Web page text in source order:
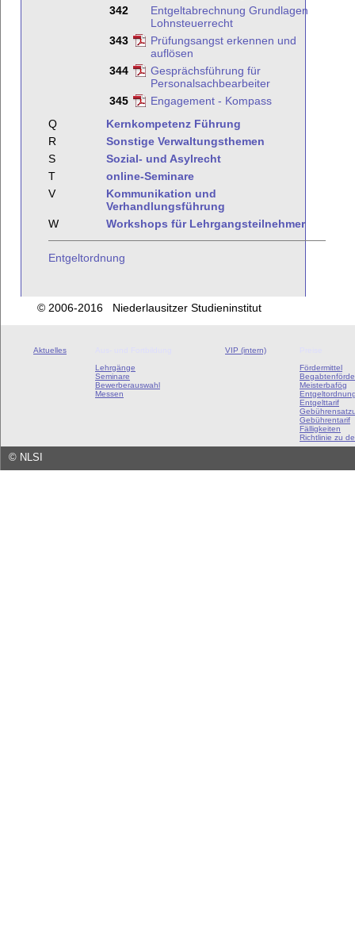
342
Entgeltabrechnung Grundlagen
Lohnsteuerrecht
343
Prüfungsangst erkennen und
auflösen
344
Gesprächsführung für
Personalsachbearbeiter
345
Engagement - Kompass
Q
Kernkompetenz Führung
R
Sonstige Verwaltungsthemen
S
Sozial- und Asylrecht
T
online-Seminare
V
Kommunikation und
Verhandlungsführung
W
Workshops für Lehrgangsteilnehmer
Entgeltordnung
© 2006-2016 Niederlausitzer Studieninstitut
Aktuelles
Lehrgänge
Seminare
Bewerberauswahl
Messen
VIP (intern)
Fördermittel
Meisterbafög
Entgelttarif
Gebührentarif
Fälligkeiten
Richtlinie zu
© NLSI